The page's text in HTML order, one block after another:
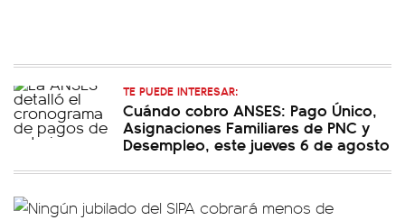
TE PUEDE INTERESAR:
Cuándo cobro ANSES: Pago Único,
Asignaciones Familiares de PNC y
Desempleo, este jueves 6 de agosto